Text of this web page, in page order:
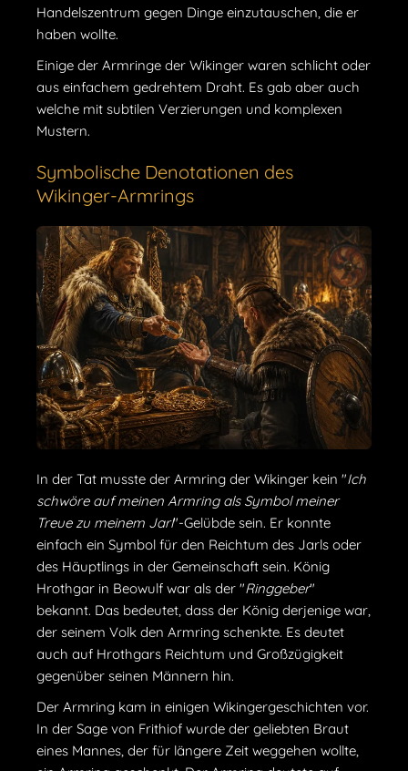
Handelszentrum gegen Dinge einzutauschen, die er
haben wollte.
Einige der Armringe der Wikinger waren schlicht oder
aus einfachem gedrehtem Draht. Es gab aber auch
welche mit subtilen Verzierungen und komplexen
Mustern.
Symbolische Denotationen des
Wikinger-Armrings
In der Tat musste der Armring der Wikinger kein "Ich
schwöre auf meinen Armring als Symbol meiner
Treue zu meinem Jarl"-Gelübde sein. Er konnte
einfach ein Symbol für den Reichtum des Jarls oder
des Häuptlings in der Gemeinschaft sein. König
Hrothgar in Beowulf war als der "Ringgeber"
bekannt. Das bedeutet, dass der König derjenige war,
der seinem Volk den Armring schenkte. Es deutet
auch auf Hrothgars Reichtum und Großzügigkeit
gegenüber seinen Männern hin.
Der Armring kam in einigen Wikingergeschichten vor.
In der Sage von Frithiof wurde der geliebten Braut
eines Mannes, der für längere Zeit weggehen wollte,